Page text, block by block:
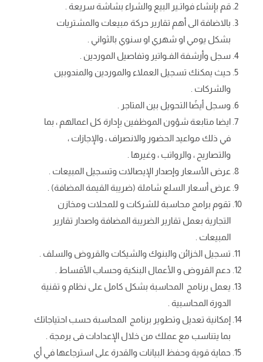
قم بإنشاء فواتـير البيع والشراء بشاشة سريعة .
بالاضافة الى أهم تقارير حركة مبيعات والمشتريات
بشكل يومي او شهري او سنوي بالثواني .
سجل وأرشفة الفـواتير وتفاصيل الموردين .
حيث يمكنك تسجيل العملاء والموردين والمندوبين
والشركات .
وسجل أيضًا التحويل بين المتاجر .
ايضا متابعة شؤون الموظفين بإدارة كل اعمالهم ، بما
في ذلك مواعيد الحضور والانصراف ، والإجازات ،
والتصاريح ، والرواتب ، وغيرها .
عرض الأسعار وإصدار الإيصالات وتسجيل المبيعات .
عرض أسعار السلع شاملة (ضريبة القيمة المضافة) .
تقوم برامج محاسبة للشركات و للمحلات ومخازن
التجارية بعمل تقارير الضريبة المضافة واصدار تقارير
المبيعات .
تسجيل الخزائن والبنوك والشيكات والقروض والسلف .
دعم القروض و الأعمال البنكية وحساب الأقساط .
يعمل برنامج المحاسبة بشكل كامل على نظام و تقنية
الدورة المحاسبية .
إمكانية تعديل وتطوير برنامج المحاسبة حسب احتياجاتك
بما يتناسب مع عملك من خلال الإعدادات فى برمجة .
حماية قوية وحفظ البيانات والقدرة على استرجاعها في أي